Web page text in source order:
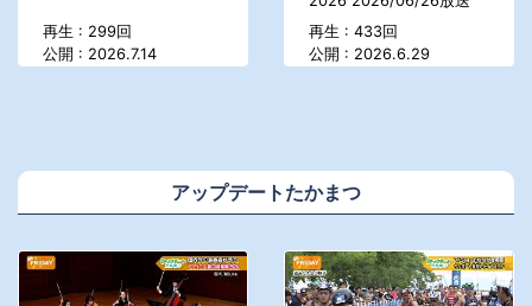
再生 : 299回
公開 : 2026.7.14
再生 : 433回
公開 : 2026.6.29
アップデートたかまつ